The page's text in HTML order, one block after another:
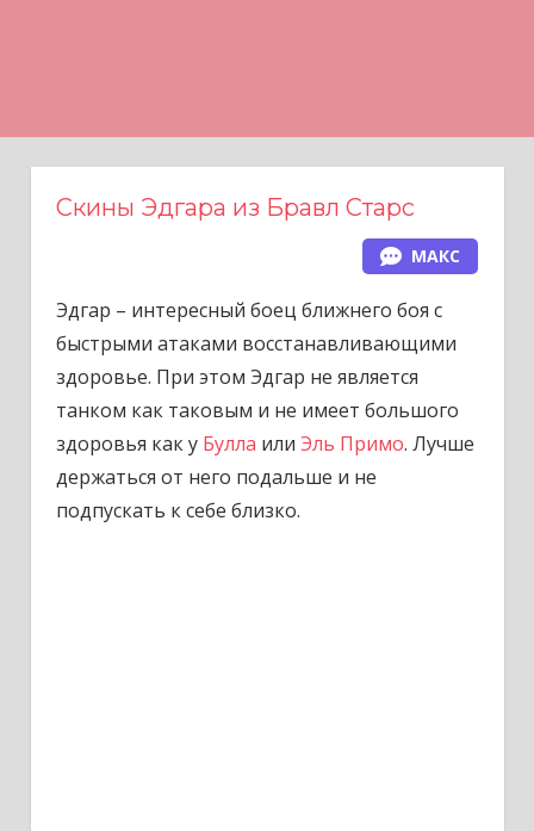
Скины Эдгара из Бравл Старс
МАКС
Эдгар – интересный боец ближнего боя с
быстрыми атаками восстанавливающими
здоровье. При этом Эдгар не является
танком как таковым и не имеет большого
здоровья как у Булла или Эль Примо. Лучше
держаться от него подальше и не
подпускать к себе близко.